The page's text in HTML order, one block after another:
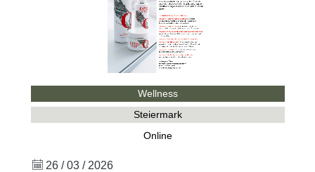
Wellness
Steiermark
Online
26 / 03 / 2026